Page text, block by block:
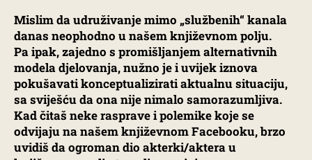
Mislim da udruživanje mimo „službenih“ kanala
danas neophodno u našem književnom polju.
Pa ipak, zajedno s promišljanjem alternativnih
modela djelovanja, nužno je i uvijek iznova
pokušavati konceptualizirati aktualnu situaciju,
sa sviješću da ona nije nimalo samorazumljiva.
Kad čitaš neke rasprave i polemike koje se
odvijaju na našem književnom Facebooku, brzo
uvidiš da ogroman dio akterki/aktera u